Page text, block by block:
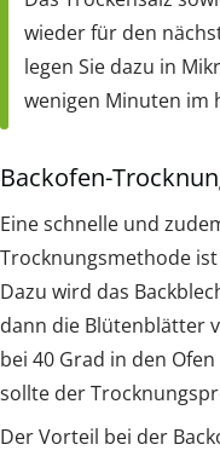
wieder für den
legen Sie dazu in
wenigen Minuten im
Backofen-
Eine schnelle und
Trocknungsmethode
Dazu wird das
dann die Blütenblätter
bei 40 Grad in den
sollte der
Der Vorteil bei der